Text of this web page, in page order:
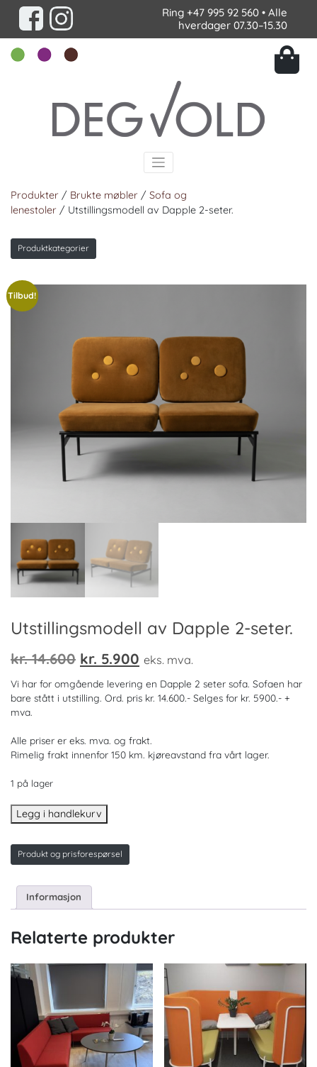
Ring +47 995 92 560 • Alle
hverdager 07.30–15.30
Produkter / Brukte møbler / Sofa og
lenestoler / Utstillingsmodell av Dapple 2-seter.
Produktkategorier
Tilbud!
Utstillingsmodell av Dapple 2-seter.
kr.14.600 Opprinnelig
pris
var:
kr. 5.900 Nåværende
pris
er:
eks. mva.
Vi har for omgående levering en Dapple 2 seter sofa. Sofaen har
bare stått i utstilling. Ord. pris kr. 14.600.- Selges for kr. 5900.- +
mva.
Alle priser er eks. mva. og frakt.
Rimelig frakt innenfor 150 km. kjøreavstand fra vårt lager.
1 på lager
Utstillingsmodell
av
2-
antall
Legg i handlekurv
Produkt og prisforespørsel
Informasjon
Relaterte produkter